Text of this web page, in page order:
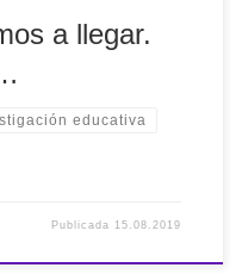
a llegar.
educativa
Publicada 15.08.2019